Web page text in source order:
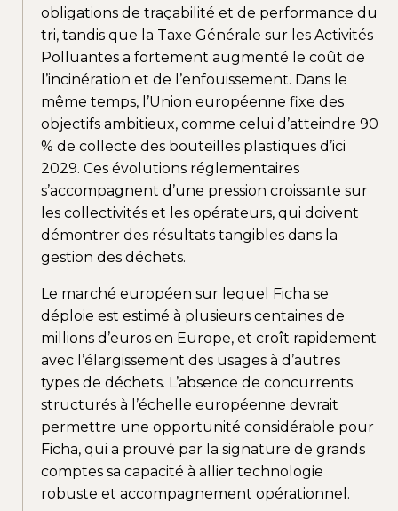
obligations de traçabilité et de performance du
tri, tandis que la Taxe Générale sur les Activités
Polluantes a fortement augmenté le coût de
l’incinération et de l’enfouissement. Dans le
même temps, l’Union européenne fixe des
objectifs ambitieux, comme celui d’atteindre 90
% de collecte des bouteilles plastiques d’ici
2029. Ces évolutions réglementaires
s’accompagnent d’une pression croissante sur
les collectivités et les opérateurs, qui doivent
démontrer des résultats tangibles dans la
gestion des déchets.
Le marché européen sur lequel Ficha se
déploie est estimé à plusieurs centaines de
millions d’euros en Europe, et croît rapidement
avec l’élargissement des usages à d’autres
types de déchets. L’absence de concurrents
structurés à l’échelle européenne devrait
permettre une opportunité considérable pour
Ficha, qui a prouvé par la signature de grands
comptes sa capacité à allier technologie
robuste et accompagnement opérationnel.